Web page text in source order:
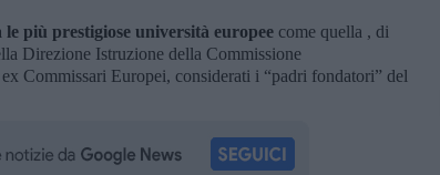
più prestigiose università europee come quella , di
Direzione Istruzione della Commissione
ex Commissari Europei, considerati i “padri fondatori” del